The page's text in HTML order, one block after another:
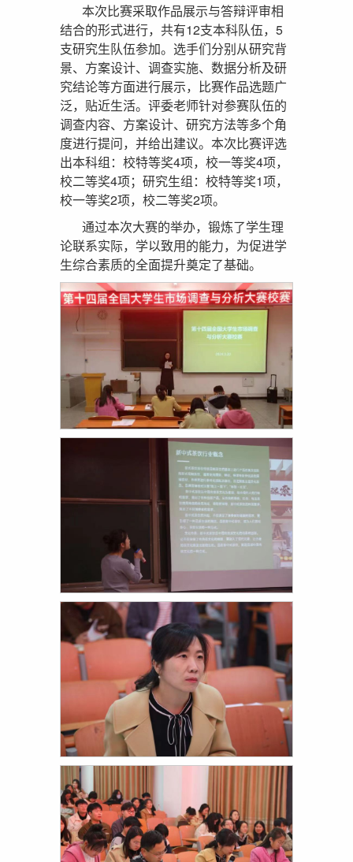
本次比赛采取作品展示与答辩评审相
结合的形式进行，共有12支本科队伍，5
支研究生队伍参加。选手们分别从研究背
景、方案设计、调查实施、数据分析及研
究结论等方面进行展示，比赛作品选题广
泛，贴近生活。评委老师针对参赛队伍的
调查内容、方案设计、研究方法等多个角
度进行提问，并给出建议。本次比赛评选
出本科组：校特等奖4项，校一等奖4项，
校二等奖4项；研究生组：校特等奖1项，
校一等奖2项，校二等奖2项。
通过本次大赛的举办，锻炼了学生理
论联系实际，学以致用的能力，为促进学
生综合素质的全面提升奠定了基础。